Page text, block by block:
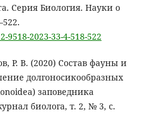
Серия Биология. Науки о
9518-2023-33-4-518-522
Р. В. (2020) Состав фауны и
долгоносикообразных
заповедника
биолога, т. 2, № 3, с.